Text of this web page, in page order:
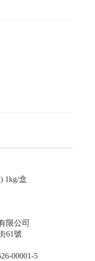
1kg/盒
限公司
61號
00001-5